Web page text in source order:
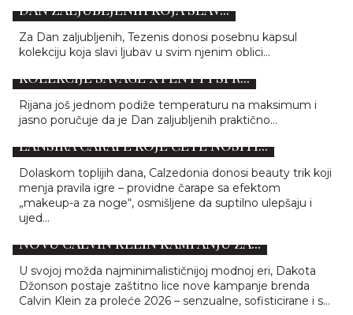
DAN ZALJUBLJENIH KOJA SLAV...
Za Dan zaljubljenih, Tezenis donosi posebnu kapsul
kolekciju koja slavi ljubav u svim njenim oblici...
RIJANA POZIRA U DONJEM VEŠU IZ NOVE
KOLEKCIJE SAVAGE X FENTY I SPR...
Rijana još jednom podiže temperaturu na maksimum i
jasno poručuje da je Dan zaljubljenih praktično...
NOGE KAO SA INSTAGRAMA? CALZEDONIA
LANSIRA ČARAPE KOJE ĆETE NOSITI...
Dolaskom toplijih dana, Calzedonia donosi beauty trik koji
menja pravila igre – providne čarape sa efektom
„makeup-a za noge“, osmišljene da suptilno ulepšaju i
ujed...
LESS IS MORE: DAKOTA DŽONSON OSVAJA
NOVU CALVIN KLEIN KAMPANJU ZA...
U svojoj možda najminimalističnijoj modnoj eri, Dakota
Džonson postaje zaštitno lice nove kampanje brenda
Calvin Klein za proleće 2026 – senzualne, sofisticirane i s...
SKIMS: BREND KIM KARDAŠIJAN SADA VREDI 5